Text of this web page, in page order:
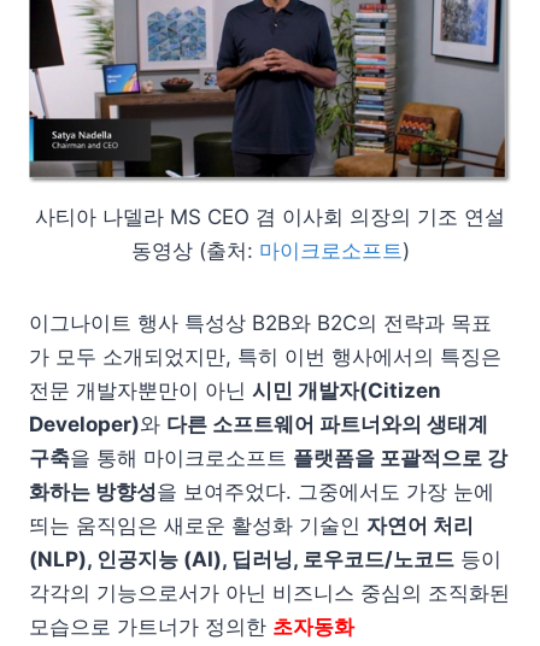
사티아 나델라 MS CEO 겸 이사회 의장의 기조 연설
동영상 (출처: 마이크로소프트 )
이그나이트 행사 특성상 B2B와 B2C의 전략과 목표
가 모두 소개되었지만, 특히 이번 행사에서의 특징은
전문 개발자뿐만이 아닌 시민 개발자(Citizen
Developer)와 다른 소프트웨어 파트너와의 생태계
구축을 통해 마이크로소프트 플랫폼을 포괄적으로 강
화하는 방향성을 보여주었다. 그중에서도 가장 눈에
띄는 움직임은 새로운 활성화 기술인 자연어 처리
(NLP), 인공지능 (AI), 딥러닝, 로우코드/노코드 등이
각각의 기능으로서가 아닌 비즈니스 중심의 조직화된
모습으로 가트너가 정의한 초자동화